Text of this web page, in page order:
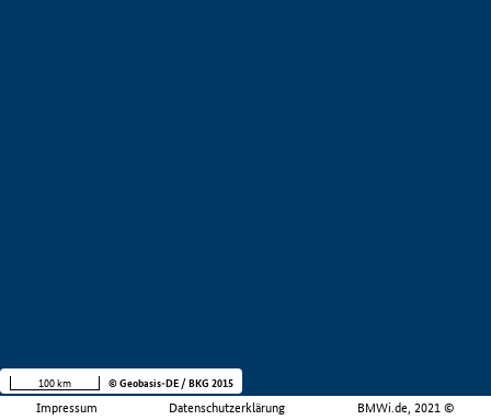
Impressum Datenschutzerklärung BMWi.de, 2021 ©
100 km © Geobasis-DE / BKG 2015